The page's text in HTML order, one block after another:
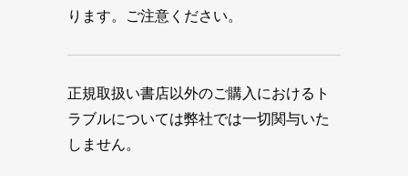
ります。ご注意ください。
正規取扱い書店以外のご購入におけるト
ラブルについては弊社では一切関与いた
しません。